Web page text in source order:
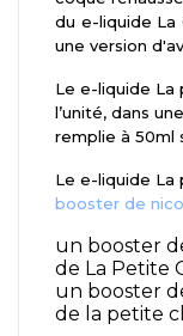
du e-liquide La
une version
Le e-liquide La
l’unité, dans
remplie à 50ml
Le e-liquide La
booster de
un booster
de La Petite
un booster
de la petite